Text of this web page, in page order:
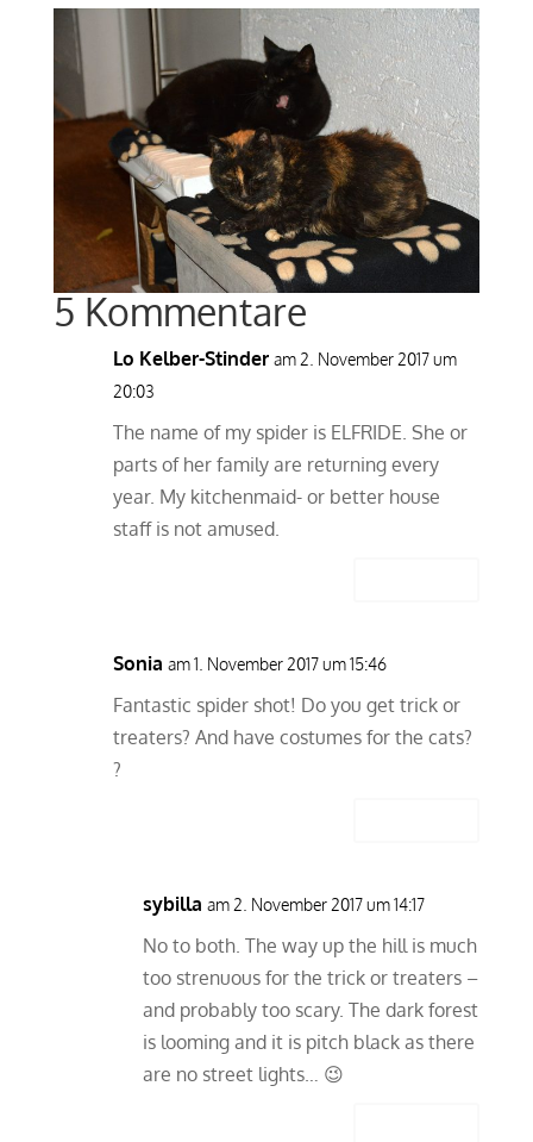
5 Kommentare
Lo Kelber-Stinder am 2. November 2017 um
20:03
The name of my spider is ELFRIDE. She or
parts of her family are returning every
year. My kitchenmaid- or better house
staff is not amused.
Sonia am 1. November 2017 um 15:46
Fantastic spider shot! Do you get trick or
treaters? And have costumes for the cats?
?
sybilla am 2. November 2017 um 14:17
No to both. The way up the hill is much
too strenuous for the trick or treaters –
and probably too scary. The dark forest
is looming and it is pitch black as there
are no street lights… 😉